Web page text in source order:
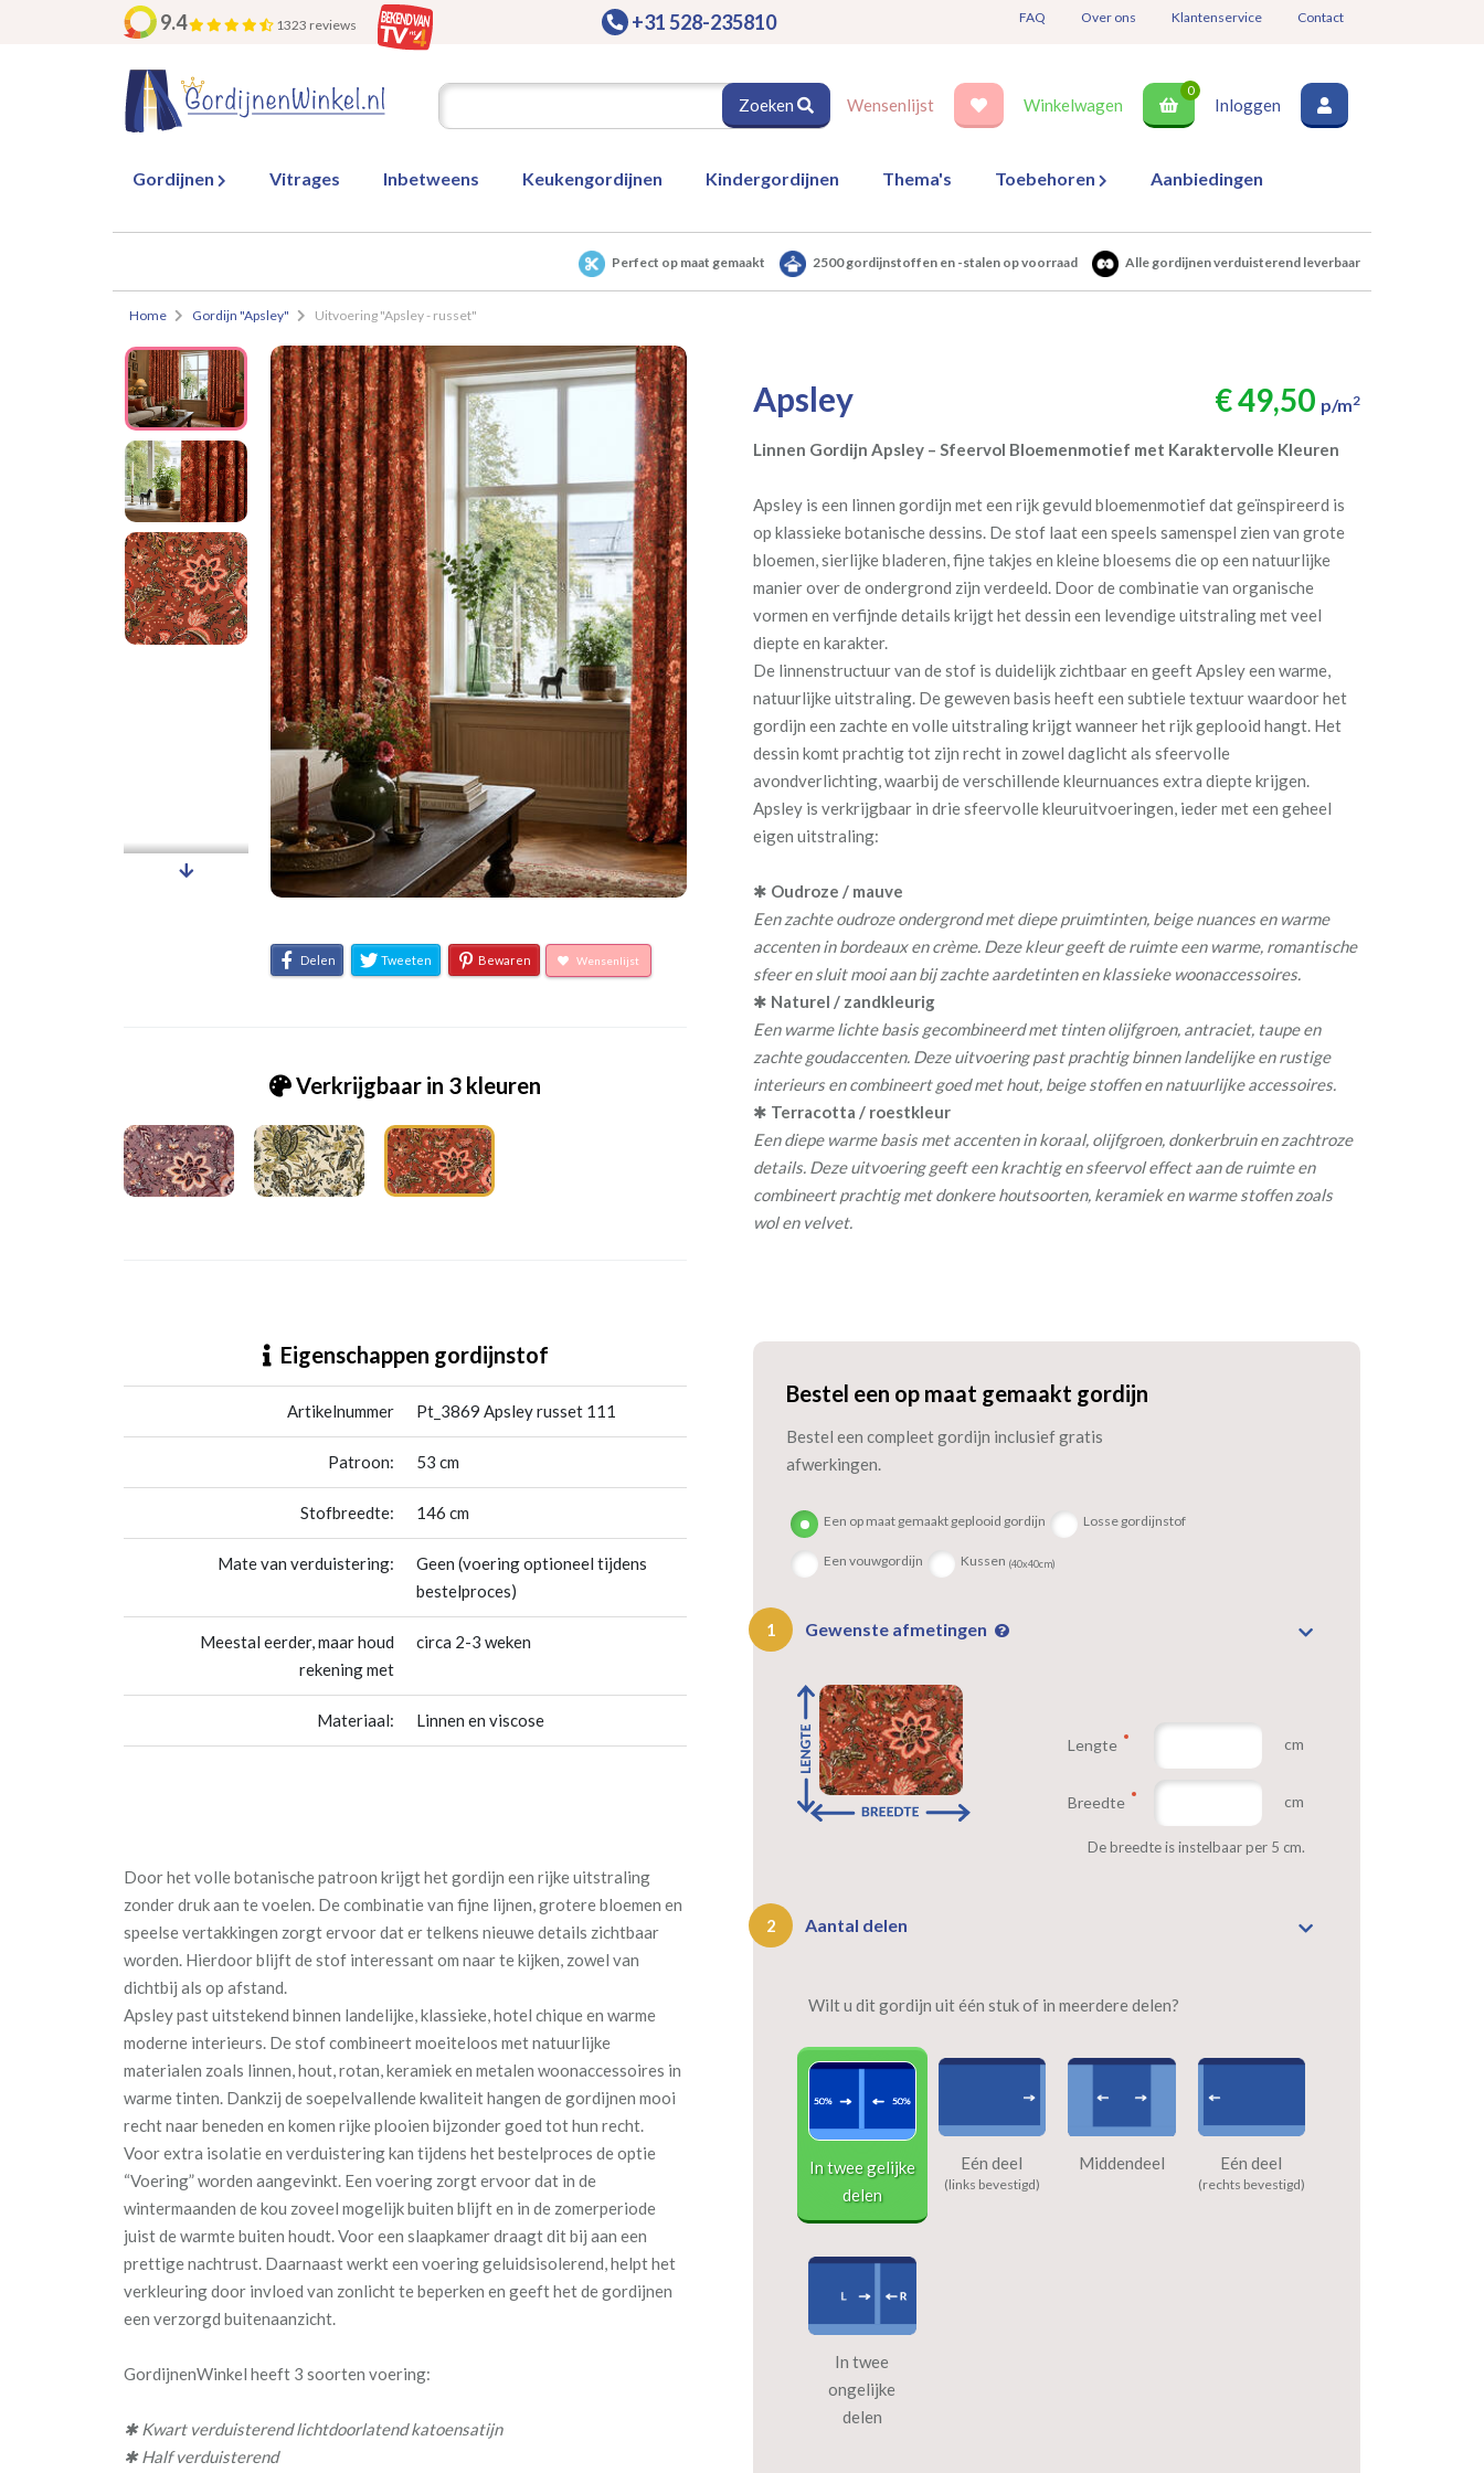
9.4 1323 reviews +31 528-235810 FAQ Over ons Klantenservice Contact
Zoeken Wensenlijst Winkelwagen
0
Inloggen
Gordijnen Vitrages Inbetweens Keukengordijnen Kindergordijnen Thema's Toebehoren Aanbiedingen
Perfect op maat gemaakt 2500 gordijnstoffen en -stalen op voorraad Alle gordijnen verduisterend leverbaar
Home Gordijn "Apsley" Uitvoering "Apsley - russet"
Delen Tweeten Bewaren Wensenlijst
Verkrijgbaar in 3 kleuren
Eigenschappen gordijnstof
Artikelnummer Pt_3869 Apsley russet 111
Patroon: 53 cm
Stofbreedte: 146 cm
Mate van verduistering:
Geen (voering optioneel tijdens
bestelproces)
Meestal eerder, maar houd
rekening met
circa 2-3 weken
Materiaal: Linnen en viscose
Door het volle botanische patroon krijgt het gordijn een rijke uitstraling
zonder druk aan te voelen. De combinatie van fijne lijnen, grotere bloemen en
speelse vertakkingen zorgt ervoor dat er telkens nieuwe details zichtbaar
worden. Hierdoor blijft de stof interessant om naar te kijken, zowel van
dichtbij als op afstand.
Apsley past uitstekend binnen landelijke, klassieke, hotel chique en warme
moderne interieurs. De stof combineert moeiteloos met natuurlijke
materialen zoals linnen, hout, rotan, keramiek en metalen woonaccessoires in
warme tinten. Dankzij de soepelvallende kwaliteit hangen de gordijnen mooi
recht naar beneden en komen rijke plooien bijzonder goed tot hun recht.
Voor extra isolatie en verduistering kan tijdens het bestelproces de optie
“Voering” worden aangevinkt. Een voering zorgt ervoor dat in de
wintermaanden de kou zoveel mogelijk buiten blijft en in de zomerperiode
juist de warmte buiten houdt. Voor een slaapkamer draagt dit bij aan een
prettige nachtrust. Daarnaast werkt een voering geluidsisolerend, helpt het
verkleuring door invloed van zonlicht te beperken en geeft het de gordijnen
een verzorgd buitenaanzicht.
GordijnenWinkel heeft 3 soorten voering:
✱ Kwart verduisterend lichtdoorlatend katoensatijn
✱ Half verduisterend
Apsley € 49,50 p/m2
Linnen Gordijn Apsley – Sfeervol Bloemenmotief met Karaktervolle Kleuren
Apsley is een linnen gordijn met een rijk gevuld bloemenmotief dat geïnspireerd is
op klassieke botanische dessins. De stof laat een speels samenspel zien van grote
bloemen, sierlijke bladeren, fijne takjes en kleine bloesems die op een natuurlijke
manier over de ondergrond zijn verdeeld. Door de combinatie van organische
vormen en verfijnde details krijgt het dessin een levendige uitstraling met veel
diepte en karakter.
De linnenstructuur van de stof is duidelijk zichtbaar en geeft Apsley een warme,
natuurlijke uitstraling. De geweven basis heeft een subtiele textuur waardoor het
gordijn een zachte en volle uitstraling krijgt wanneer het rijk geplooid hangt. Het
dessin komt prachtig tot zijn recht in zowel daglicht als sfeervolle
avondverlichting, waarbij de verschillende kleurnuances extra diepte krijgen.
Apsley is verkrijgbaar in drie sfeervolle kleuruitvoeringen, ieder met een geheel
eigen uitstraling:
✱ Oudroze / mauve
Een zachte oudroze ondergrond met diepe pruimtinten, beige nuances en warme
accenten in bordeaux en crème. Deze kleur geeft de ruimte een warme, romantische
sfeer en sluit mooi aan bij zachte aardetinten en klassieke woonaccessoires.
✱ Naturel / zandkleurig
Een warme lichte basis gecombineerd met tinten olijfgroen, antraciet, taupe en
zachte goudaccenten. Deze uitvoering past prachtig binnen landelijke en rustige
interieurs en combineert goed met hout, beige stoffen en natuurlijke accessoires.
✱ Terracotta / roestkleur
Een diepe warme basis met accenten in koraal, olijfgroen, donkerbruin en zachtroze
details. Deze uitvoering geeft een krachtig en sfeervol effect aan de ruimte en
combineert prachtig met donkere houtsoorten, keramiek en warme stoffen zoals
wol en velvet.
Bestel een op maat gemaakt gordijn
Bestel een compleet gordijn inclusief gratis
afwerkingen.
Een op maat gemaakt geplooid gordijn Losse gordijnstof
Een vouwgordijn Kussen (40x40cm)
1 Gewenste afmetingen
Lengte cm
Breedte cm
De breedte is instelbaar per 5 cm.
2 Aantal delen
Wilt u dit gordijn uit één stuk of in meerdere delen?
In twee gelijke
delen
Eén deel
(links bevestigd)
Middendeel Eén deel
(rechts bevestigd)
In twee
ongelijke
delen